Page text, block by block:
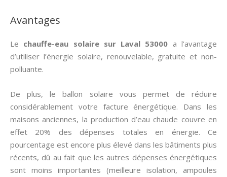
Avantages
Le chauffe-eau solaire sur Laval 53000 a l’avantage
d’utiliser l’énergie solaire, renouvelable, gratuite et non-
polluante.
De plus, le ballon solaire vous permet de réduire
considérablement votre facture énergétique. Dans les
maisons anciennes, la production d’eau chaude couvre en
effet 20% des dépenses totales en énergie. Ce
pourcentage est encore plus élevé dans les bâtiments plus
récents, dû au fait que les autres dépenses énergétiques
sont moins importantes (meilleure isolation, ampoules